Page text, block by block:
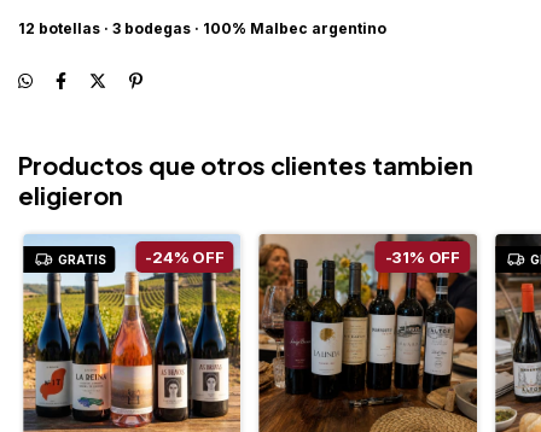
12 botellas · 3 bodegas · 100% Malbec argentino
Productos que otros clientes tambien
eligieron
GRATIS -24% OFF -31% OFF